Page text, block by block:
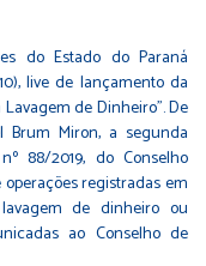
do Estado do Paraná
live de lançamento da
de Dinheiro”. De
Brum Miron, a segunda
88/2019, do Conselho
registradas em
de dinheiro ou
ao Conselho de